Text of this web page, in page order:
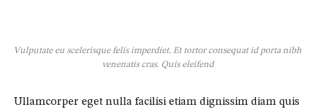
Vulputate eu scelerisque felis imperdiet. Et tortor consequat id porta nibh
venenatis cras. Quis eleifend
Ullamcorper eget nulla facilisi etiam dignissim diam quis